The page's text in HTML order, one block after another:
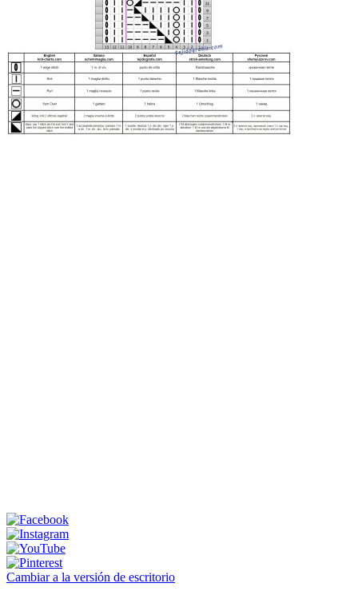
Cambiar a la versión de escritorio